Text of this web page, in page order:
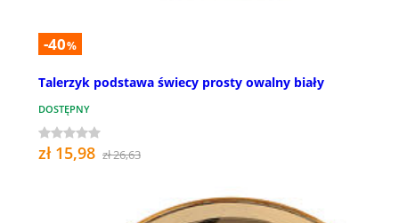
-40%
Talerzyk podstawa świecy prosty owalny biały
DOSTĘPNY
zł 15,98 zł 26,63